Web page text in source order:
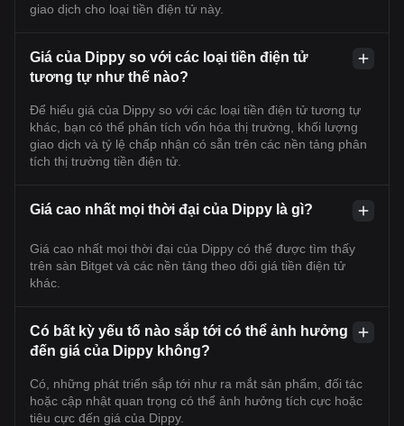
giao dịch cho loại tiền điện tử này.
Giá của Dippy so với các loại tiền điện tử
tương tự như thế nào?
Để hiểu giá của Dippy so với các loại tiền điện tử tương tự
khác, bạn có thể phân tích vốn hóa thị trường, khối lượng
giao dịch và tỷ lệ chấp nhận có sẵn trên các nền tảng phân
tích thị trường tiền điện tử.
Giá cao nhất mọi thời đại của Dippy là gì?
Giá cao nhất mọi thời đại của Dippy có thể được tìm thấy
trên sàn Bitget và các nền tảng theo dõi giá tiền điện tử
khác.
Có bất kỳ yếu tố nào sắp tới có thể ảnh hưởng
đến giá của Dippy không?
Có, những phát triển sắp tới như ra mắt sản phẩm, đối tác
hoặc cập nhật quan trọng có thể ảnh hưởng tích cực hoặc
tiêu cực đến giá của Dippy.